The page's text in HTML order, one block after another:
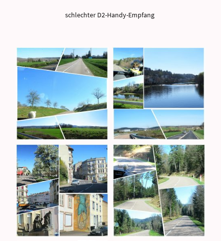
schlechter D2-Handy-Empfang